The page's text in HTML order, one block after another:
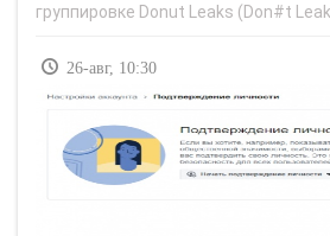
группировке Donut Leaks (Don#t
26-авг, 10:30